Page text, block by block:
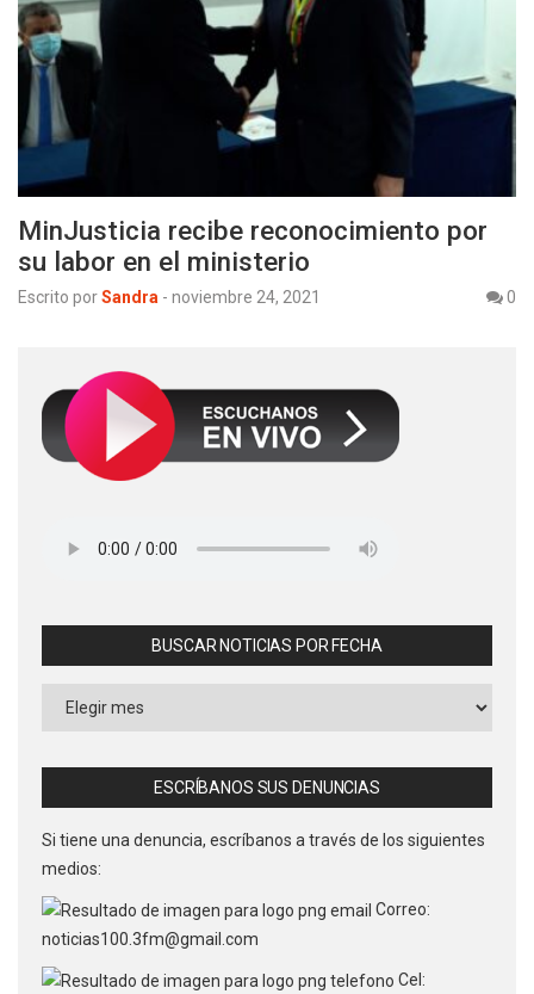
MinJusticia recibe reconocimiento por
su labor en el ministerio
Escrito porSandra - noviembre 24, 2021 0
BUSCAR NOTICIAS POR FECHA
Buscar
ESCRÍBANOS SUS DENUNCIAS
Si tiene una denuncia, escríbanos a través de los siguientes
medios:
Correo:
noticias100.3fm@gmail.com
Cel: